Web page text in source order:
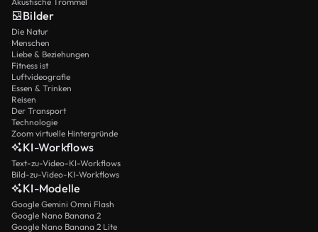
Bilder
Die Natur
Menschen
Liebe & Beziehungen
Fitness ist
Luftvideografie
Essen & Trinken
Reisen
Der Transport
Technologie
Zoom virtuelle Hintergründe
KI-Workflows
Text-zu-Video-KI-Workflows
Bild-zu-Video-KI-Workflows
KI-Modelle
Google Gemini Omni Flash
Google Nano Banana 2
Google Nano Banana 2 Lite